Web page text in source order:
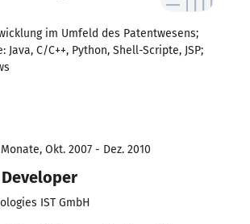
im Umfeld des Patentwesens;
Java, C/C++, Python, Shell-Scripte, JSP;
Okt. 2007 - Dez. 2010
IST GmbH